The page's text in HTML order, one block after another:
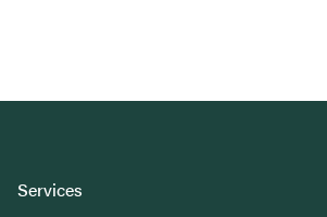
Services